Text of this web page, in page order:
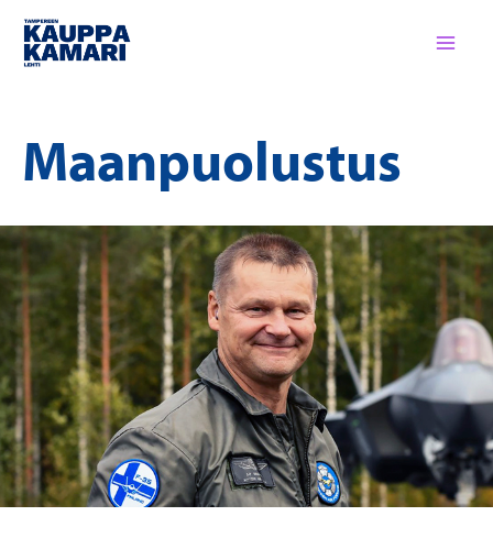
Siirry
sisältöön
Maanpuolustus